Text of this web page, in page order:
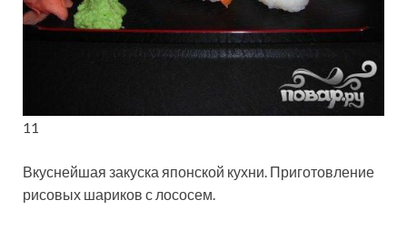
11
Вкуснейшая закуска японской кухни. Приготовление
рисовых шариков с лососем.